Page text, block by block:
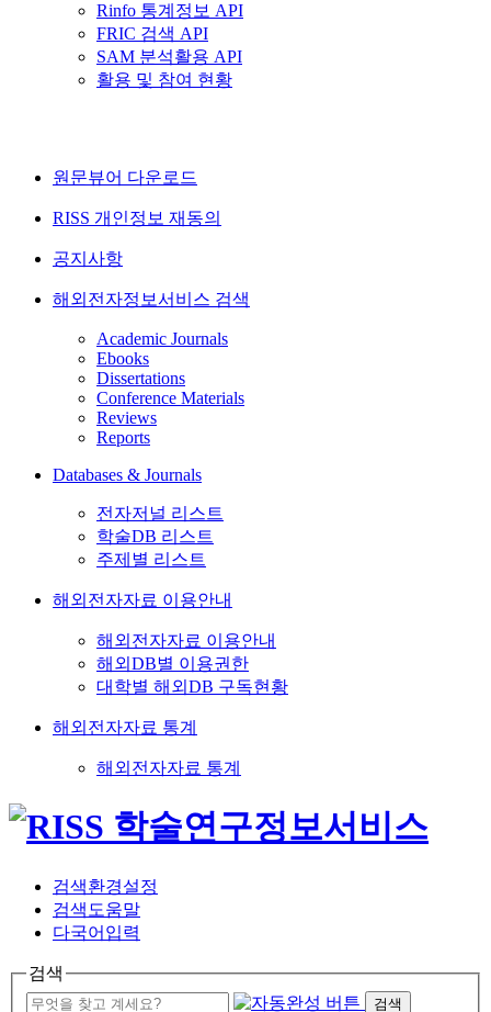
Rinfo 통계정보 API
FRIC 검색 API
SAM 분석활용 API
활용 및 참여 현황
원문뷰어 다운로드
RISS 개인정보 재동의
공지사항
해외전자정보서비스 검색
Academic Journals
Ebooks
Dissertations
Conference Materials
Reviews
Reports
Databases & Journals
전자저널 리스트
학술DB 리스트
주제별 리스트
해외전자자료 이용안내
해외전자자료 이용안내
해외DB별 이용권한
대학별 해외DB 구독현황
해외전자자료 통계
해외전자자료 통계
검색환경설정
검색도움말
다국어입력
검색
검색